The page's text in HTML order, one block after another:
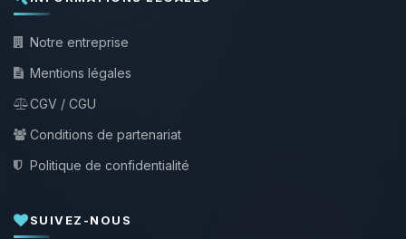
Notre entreprise
Mentions légales
CGV / CGU
Conditions de partenariat
Politique de confidentialité
SUIVEZ-NOUS